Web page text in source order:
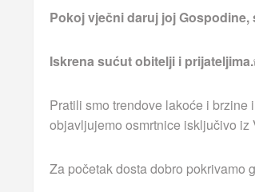
Pokoj vječni daruj joj
Iskrena sućut obitelji i prijateljima.
Pratili smo trendove lakoće i
objavljujemo osmrtnice isključivo
Za početak dosta dobro pokrivamo